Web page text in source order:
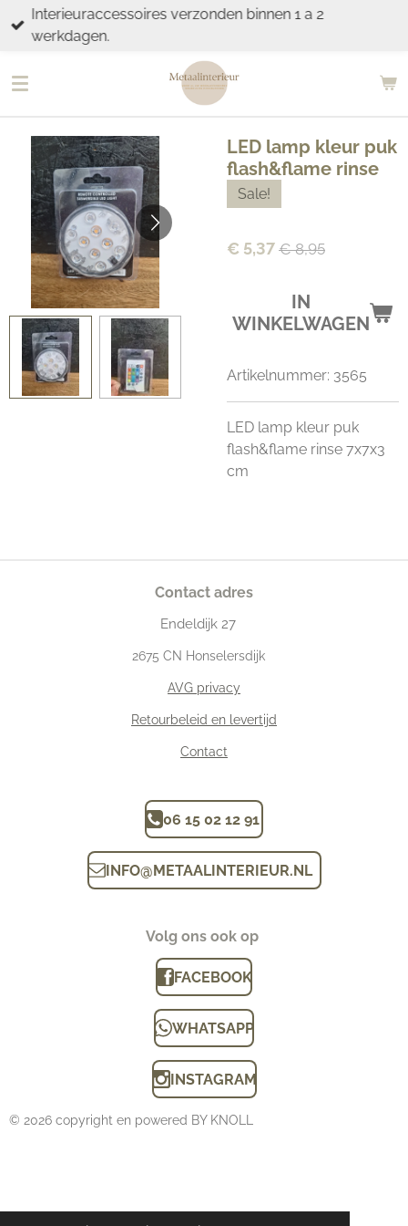
Ga
direct
de
Interieuraccessoires verzonden binnen 1 a 2
werkdagen.
LED lamp kleur puk
flash&flame rinse
Sale!
€ 5,37 € 8,95
IN
WINKELWAGEN
Artikelnummer: 3565
LED lamp kleur puk
flash&flame rinse 7x7x3
cm
Contact adres
Endeldijk 27
2675 CN Honselersdijk
AVG privacy
Retourbeleid en levertijd
Contact
06 15 02 12 91
INFO@METAALINTERIEUR.NL
Volg ons ook op
FACEBOOK
WHATSAPP
INSTAGRAM
© 2026 copyright en powered BY KNOLL